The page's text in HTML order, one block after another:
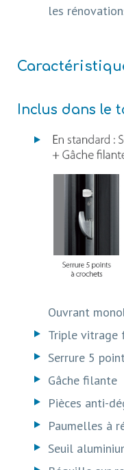
les
Inclus dans le
Ouvrant
Triple vitrage
Serrure 5
Gâche filante
Pièces anti-
Paumelles à
Seuil